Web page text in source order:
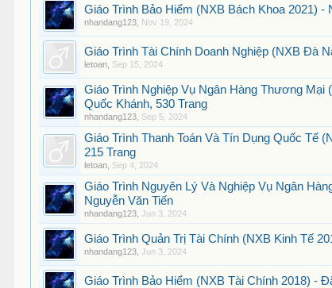
Giáo Trình Bảo Hiểm (NXB Bách Khoa 2021) -
nhandang123 Nov 19, 2024
Giáo Trình Tài Chính Doanh Nghiệp (NXB Đà
letoan Sep 15, 2024
Giáo Trình Nghiệp Vụ Ngân Hàng Thương
Quốc Khánh, 530 Trang
nhandang123 Sep 5, 2024
Giáo Trình Thanh Toán Và Tín Dụng Quốc Tế
215 Trang
letoan Sep 4, 2024
Giáo Trình Nguyên Lý Và Nghiệp Vụ Ngân
Nguyễn Văn Tiến
nhandang123 ,Jun 3, 2024
Giáo Trình Quản Trị Tài Chính (NXB Kinh Tế
nhandang123 ,Jun 3, 2024
Giáo Trình Bảo Hiểm (NXB Tài Chính 2018) -